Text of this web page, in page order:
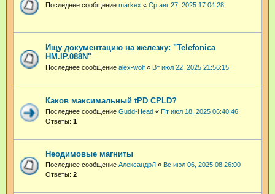
Последнее сообщение markex « Ср авг 27, 2025 17:04:28
Ищу документацию на железку: "Telefonica
HM.IP.088N"
Последнее сообщение alex-wolf « Вт июл 22, 2025 21:56:15
Каков максимальный tPD CPLD?
Последнее сообщение Gudd-Head « Пт июл 18, 2025 06:40:46
Ответы: 1
Неодимовые магниты
Последнее сообщение АлександрЛ « Вс июл 06, 2025 08:26:00
Ответы: 2